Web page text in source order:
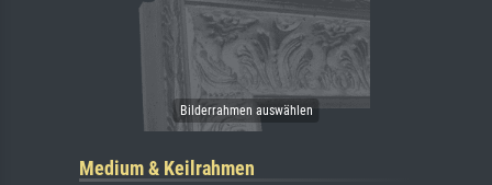
Medium & Keilrahmen